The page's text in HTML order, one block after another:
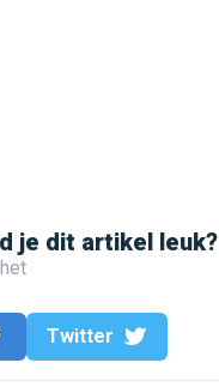
je dit artikel leuk?
Twitter